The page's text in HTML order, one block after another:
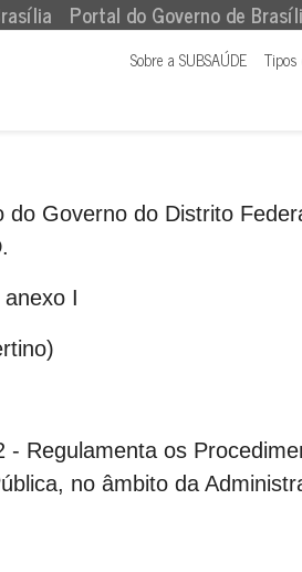
Portal do Governo de
Sobre a SUBSAÚDE
Governo do Distrito
I
- Regulamenta os
no âmbito da